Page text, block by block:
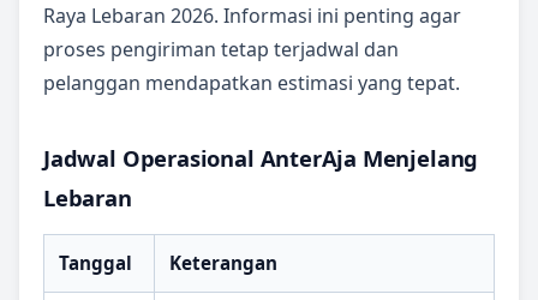
Raya Lebaran 2026. Informasi ini penting agar
proses pengiriman tetap terjadwal dan
pelanggan mendapatkan estimasi yang tepat.
Jadwal Operasional AnterAja Menjelang
Lebaran
Tanggal Keterangan